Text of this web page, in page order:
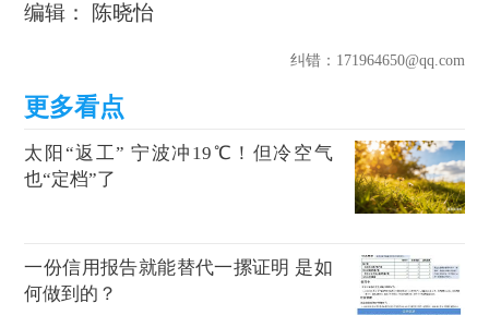
编辑： 陈晓怡
纠错：171964650@qq.com
太阳“返工” 宁波冲19℃！但冷空气
也“定档”了
一份信用报告就能替代一摞证明 是如
何做到的？